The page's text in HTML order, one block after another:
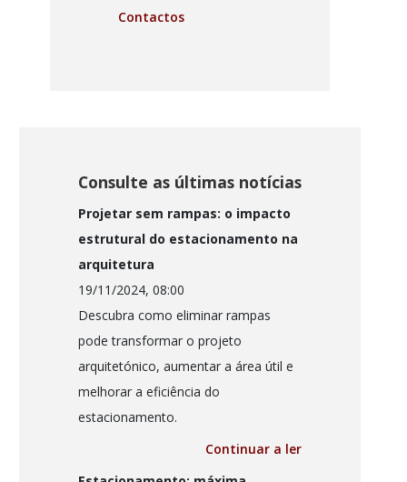
Contactos
Consulte as últimas notícias
Projetar sem rampas: o impacto
estrutural do estacionamento na
arquitetura
19/11/2024, 08:00
Descubra como eliminar rampas
pode transformar o projeto
arquitetónico, aumentar a área útil e
melhorar a eficiência do
estacionamento.
Continuar a ler